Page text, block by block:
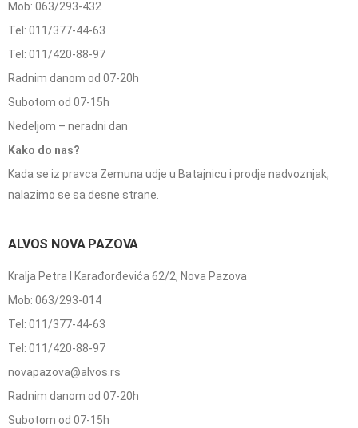
Mob: 063/293-432
Tel: 011/377-44-63
Tel: 011/420-88-97
Radnim danom od 07-20h
Subotom od 07-15h
Nedeljom – neradni dan
Kako do nas?
Kada se iz pravca Zemuna udje u Batajnicu i prodje nadvoznjak,
nalazimo se sa desne strane.
ALVOS NOVA PAZOVA
Kralja Petra I Karađorđevića 62/2, Nova Pazova
Mob: 063/293-014
Tel: 011/377-44-63
Tel: 011/420-88-97
novapazova@alvos.rs
Radnim danom od 07-20h
Subotom od 07-15h